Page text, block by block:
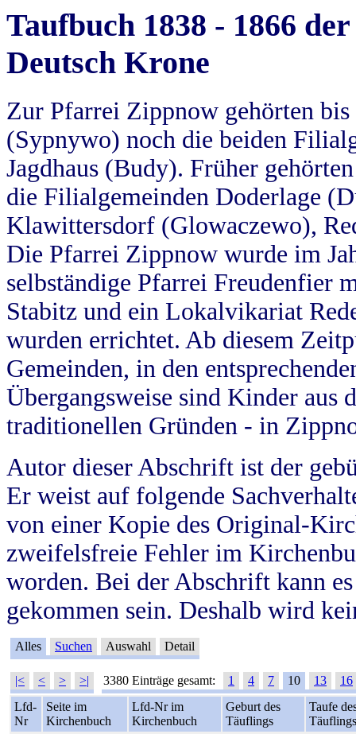
Taufbuch 1838 - 1866
Deutsch Krone
Zur Pfarrei Zippnow gehörten
(Sypnywo) noch die beiden
Jagdhaus (Budy). Früher
die Filialgemeinden Doderlage
Klawittersdorf (Glowaczewo),
Die Pfarrei Zippnow wurde im
selbständige Pfarrei Freudenfier
Stabitz und ein Lokalvikariat
wurden errichtet. Ab diesem
Gemeinden, in den
Übergangsweise sind Kinder aus
traditionellen Gründen - in
Autor dieser Abschrift ist der
Er weist auf folgende
von einer Kopie des Original-
zweifelsfreie Fehler im
worden. Bei der Abschrift kann
gekommen sein. Deshalb wird
Alles Suchen Auswahl Detail
|< < > >| 3380 Einträge gesamt: 1 4 7 10 13
16
Lfd-
Nr
Seite im
Kirchenbuch
Lfd-Nr im
Kirchenbuch
Geburt des
Täuflings
Taufe
Täuflings